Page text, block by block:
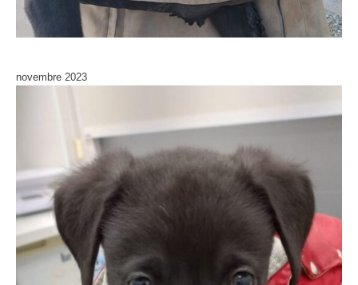
novembre 2023